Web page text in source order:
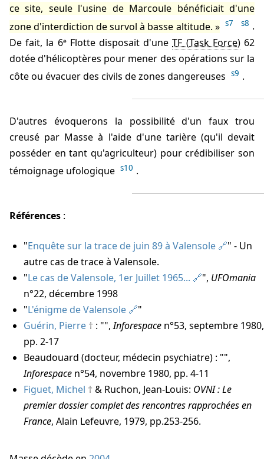
ce site, seule l'usine de Marcoule bénéficiait d'une
zone d'interdiction de survol à basse altitude.
s7 s8 .
De fait, la 6ᵉ Flotte disposait d'uneTF
62
dotée d'hélicoptères pour mener des opérations sur la
côte ou évacuer des civils de zones dangereuses s9 .
D'autres évoquerons la possibilité d'un faux trou
creusé par Masse à l'aide d'une tarière (qu'il devait
posséder en tant qu'agriculteur) pour crédibiliser son
témoignage ufologique s10 .
Références :
"Enquête sur la trace de juin 89 à Valensole
" - Un
autre cas de trace à Valensole.
"Le cas de Valensole, 1er Juillet 1965... ", UFOmania
n°22, décembre 1998
"L'énigme de Valensole
"
Guérin, Pierre
: "",Inforespace n°53, septembre 1980,
pp. 2-17
Beaudouard (docteur, médecin psychiatre) : "",
Inforespace n°54, novembre 1980, pp. 4-11
Figuet, Michel
& Ruchon, Jean-Louis: OVNI : Le
premier dossier complet des rencontres rapprochées en
France, Alain Lefeuvre, 1979, pp.253-256.